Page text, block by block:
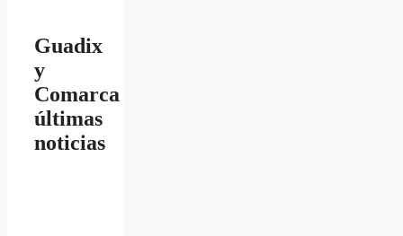
Guadix
y
Comarca
últimas
noticias